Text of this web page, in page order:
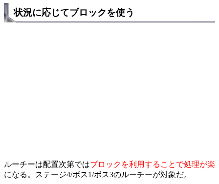
状況に応じてブロックを使う
ルーチーは配置次第ではブロックを利用することで処理が楽
になる。ステージ4/ボス1/ボス3のルーチーが対象だ。